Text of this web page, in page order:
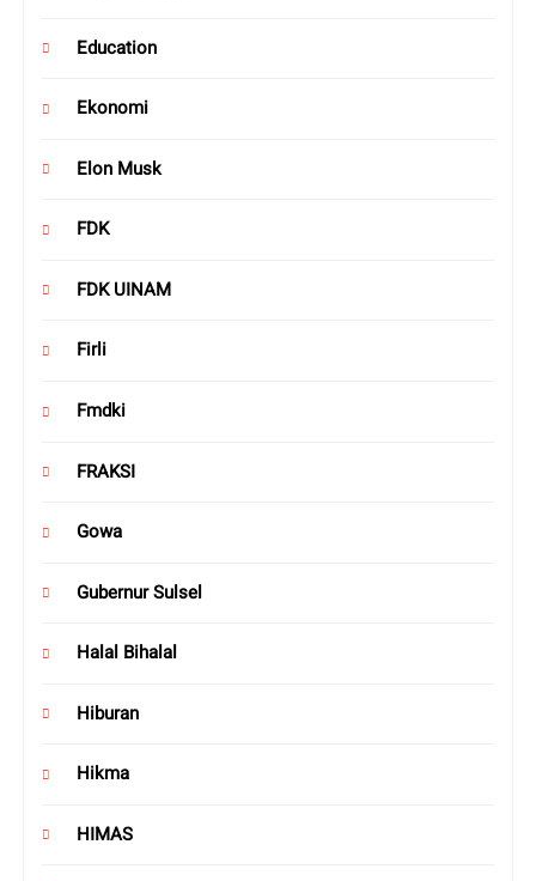
Education
Ekonomi
Elon Musk
FDK
FDK UINAM
Firli
Fmdki
FRAKSI
Gowa
Gubernur Sulsel
Halal Bihalal
Hiburan
Hikma
HIMAS